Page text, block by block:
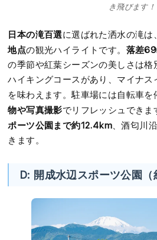
き飛びます！
日本の滝百選に選ばれた洒水の滝は
地点の観光ハイライトです。 落差
の季節や紅葉シーズンの美しさは
ハイキングコースがあり、マイナ
を味わえます。駐車場には自転車
物や写真撮影でリフレッシュできま
ポーツ公園まで約12.4km 、酒匂川
きます。
D: 開成水辺スポーツ公園（